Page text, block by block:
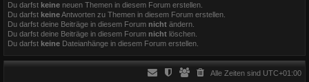
Du darfst keine neuen Themen in diesem Forum erstellen.
Du darfst keineAntworten zu Themen in diesem Forum erstellen.
Du darfst deine Beiträge in diesem Forum nicht ändern.
Du darfst deine Beiträge in diesem Forum nicht löschen.
Du darfst keine Dateianhänge in diesem Forum erstellen.
Alle Zeiten sind UTC+01:00